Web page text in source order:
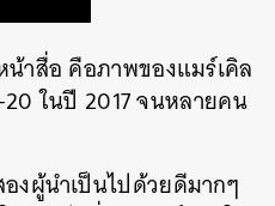
าสื่อ คือภาพของแมร์เคิล
ในปี 2017 จนหลายคน
งผู้นำเป็นไปด้วยดีมากๆ